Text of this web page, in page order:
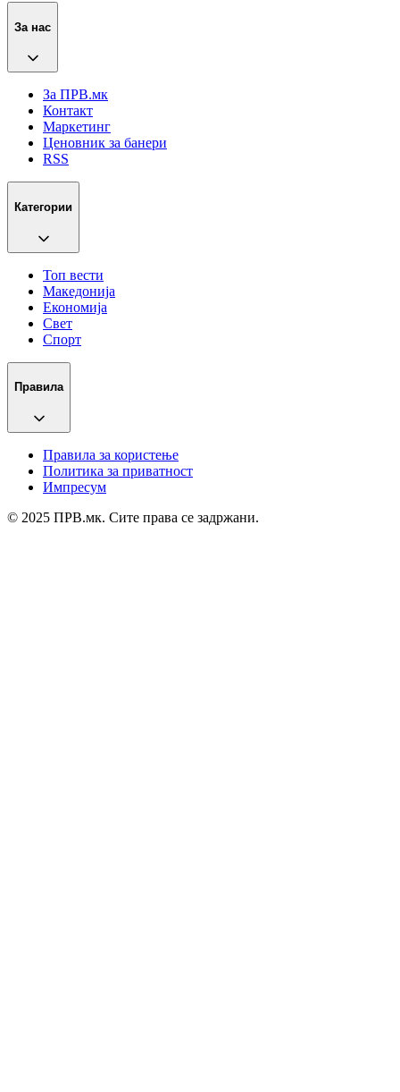
За нас
За ПРВ.мк
Контакт
Маркетинг
Ценовник за банери
RSS
Категории
Топ вести
Македонија
Економија
Свет
Спорт
Правила
Правила за користење
Политика за приватност
Импресум
© 2025 ПРВ.мк. Сите права се задржани.